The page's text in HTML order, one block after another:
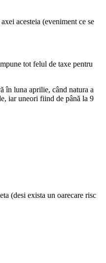
acesteia (eveniment ce se
tot felul de taxe pentru
în luna aprilie, când natura a
iar uneori fiind de până la 9
(desi exista un oarecare risc